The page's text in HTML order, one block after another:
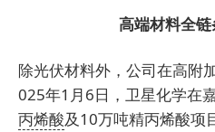
高端材料全
除光伏材料外，公司在高附
025年1月6日，卫星化学在
丙烯酸及10万吨精丙烯酸项